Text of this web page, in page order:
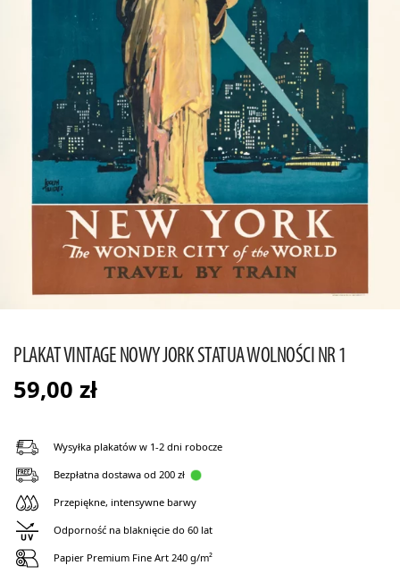
PLAKAT VINTAGE NOWY JORK STATUA WOLNOŚCI NR 1
59,00 zł
Wysyłka plakatów w 1-2 dni robocze
Bezpłatna dostawa od 200 zł
Przepiękne, intensywne barwy
Odporność na blaknięcie do 60 lat
Papier Premium Fine Art 240 g/m²